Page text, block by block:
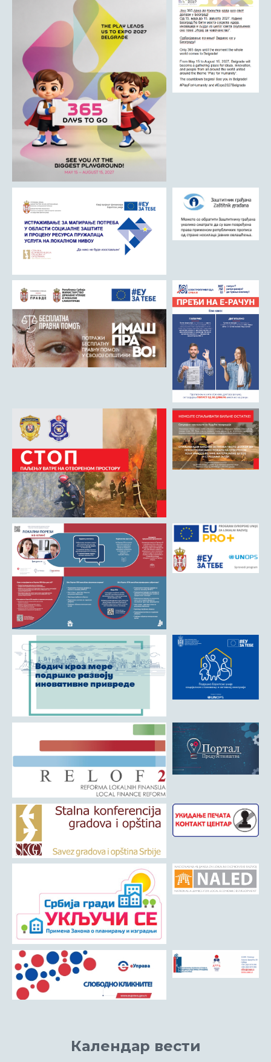
Здравствена заштита
Културни живот
Социјална заштита
Спорт
Удружењa
Државна управа и администрација
ГАЛЕРИЈА
Љубовија
Љубовија некад
Природа у Азбуковици
Соко град
Римски мост
Мали и Велики град
Мачков камен
Манастир Св. Николај Српски
Манастир Свете Тројице
Црква Светог Преображења
Врхпоље - Етно село
Бобија
КОНТАКТ
Општина Љубовија
Установе од јавног значаја
АКТИ
Матична служба
Урбанизам и грађевинарство
Борачко-инвалидска заштита
Друштвена брига о деци
Служба за пољопривреду, водопривреду и заштиту животне
средине
Приватно предузетништво
Бирачки списак
Календар вести